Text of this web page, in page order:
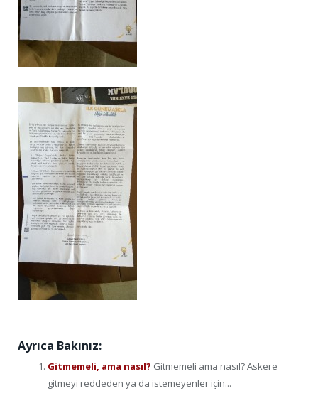
Ayrıca Bakınız:
Gitmemeli, ama nasıl? Gitmemeli ama nasıl? Askere
gitmeyi reddeden ya da istemeyenler için...